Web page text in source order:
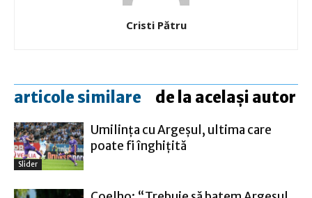
Cristi Pătru
articole similare de la același autor
Slider
Umilinţa cu Argeşul, ultima care
poate fi înghiţită